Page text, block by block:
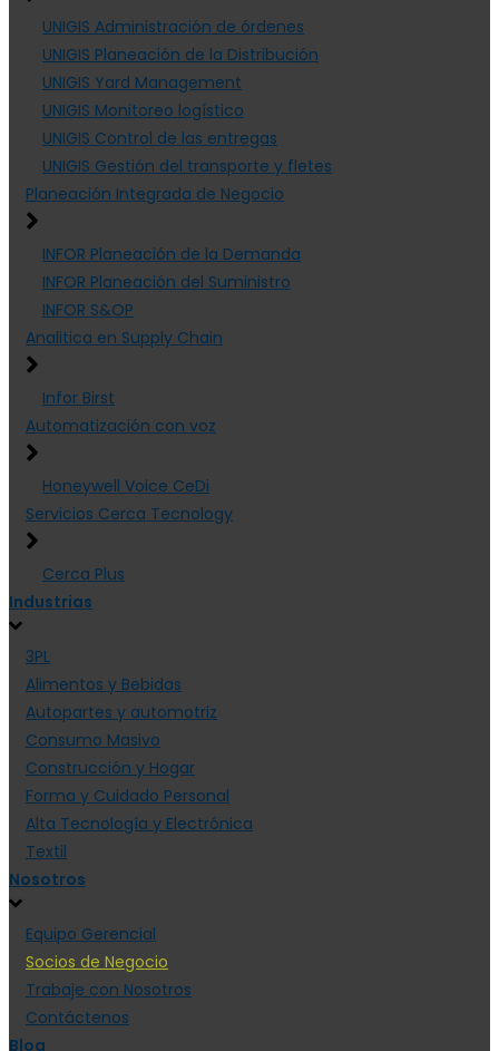
UNIGIS Administración de órdenes
UNIGIS Planeación de la Distribución
UNIGIS Yard Management
UNIGIS Monitoreo logístico
UNIGIS Control de las entregas
UNIGIS Gestión del transporte y fletes
Planeación Integrada de Negocio
INFOR Planeación de la Demanda
INFOR Planeación del Suministro
INFOR S&OP
Analitica en Supply Chain
Infor Birst
Automatización con voz
Honeywell Voice CeDi
Servicios Cerca Tecnology
Cerca Plus
Industrias
3PL
Alimentos y Bebidas
Autopartes y automotriz
Consumo Masivo
Construcción y Hogar
Forma y Cuidado Personal
Alta Tecnología y Electrónica
Textil
Nosotros
Equipo Gerencial
Socios de Negocio
Trabaje con Nosotros
Contáctenos
Blog